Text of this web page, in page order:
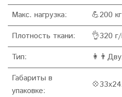
Макс. нагрузка:
💪200 кг
Плотность ткани:
👌320
Тип:
Габариты в
упаковке: